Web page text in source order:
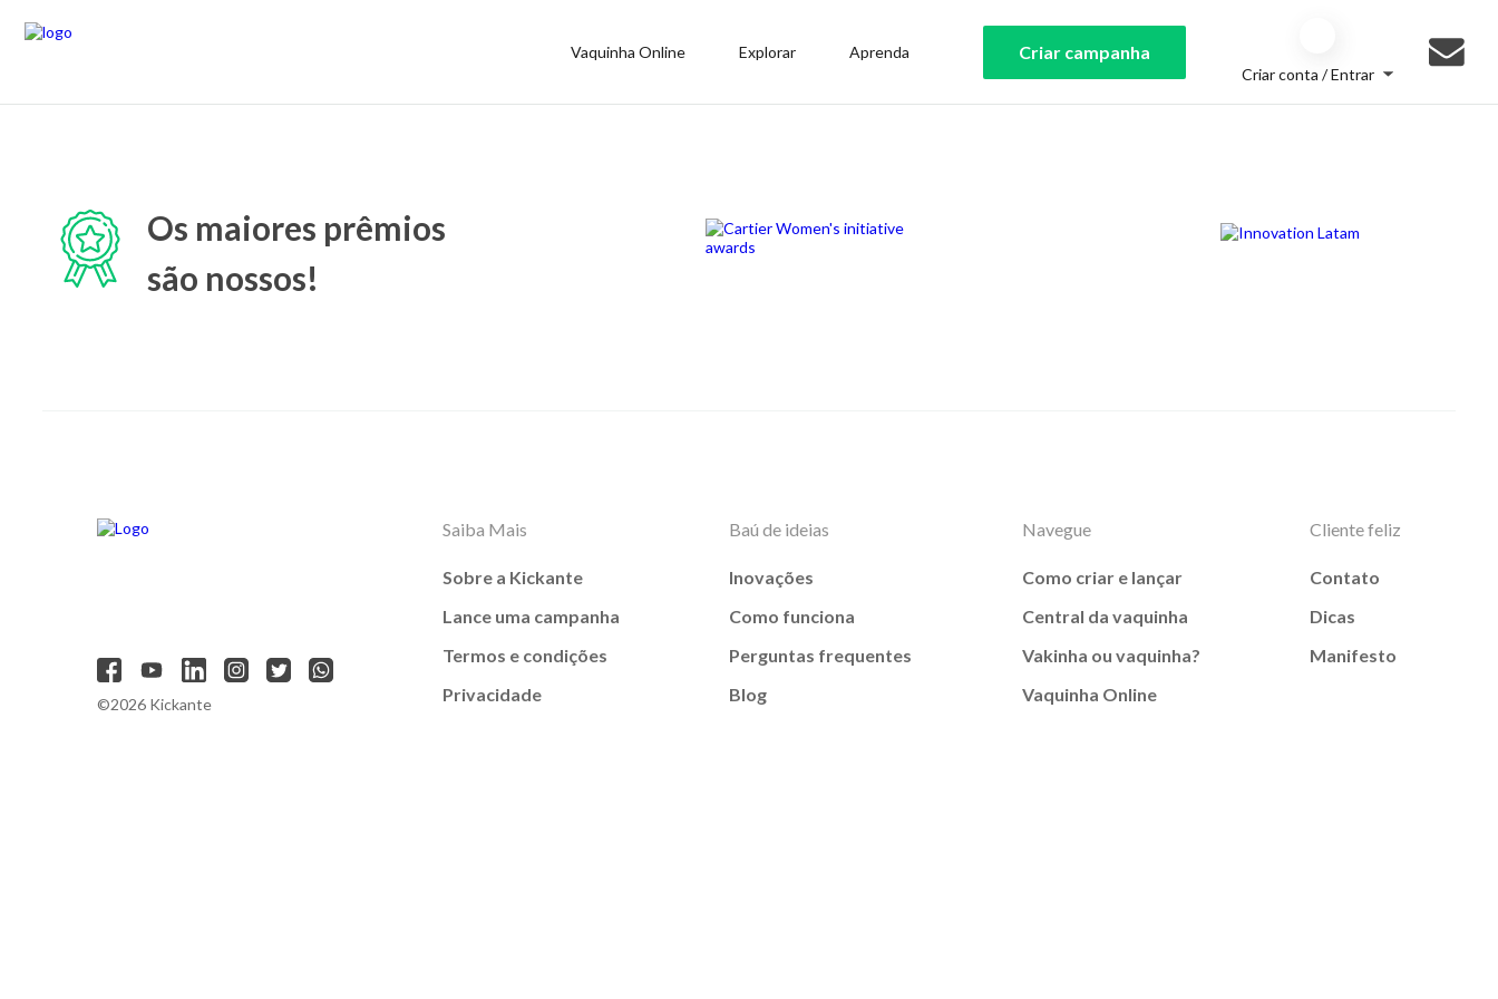
Vaquinha Online Explorar Aprenda Criar campanha
Criar conta / Entrar
Os maiores prêmios
são nossos!
©2026 Kickante
Saiba Mais
Sobre a Kickante
Lance uma campanha
Termos e condições
Privacidade
Baú de ideias
Inovações
Como funciona
Perguntas frequentes
Blog
Navegue
Como criar e lançar
Central da vaquinha
Vakinha ou vaquinha?
Vaquinha Online
Cliente feliz
Contato
Dicas
Manifesto